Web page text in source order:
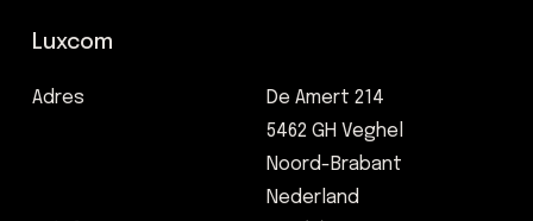
Luxcom
Adres
De Amert 214
5462 GH Veghel
Noord-Brabant
Nederland